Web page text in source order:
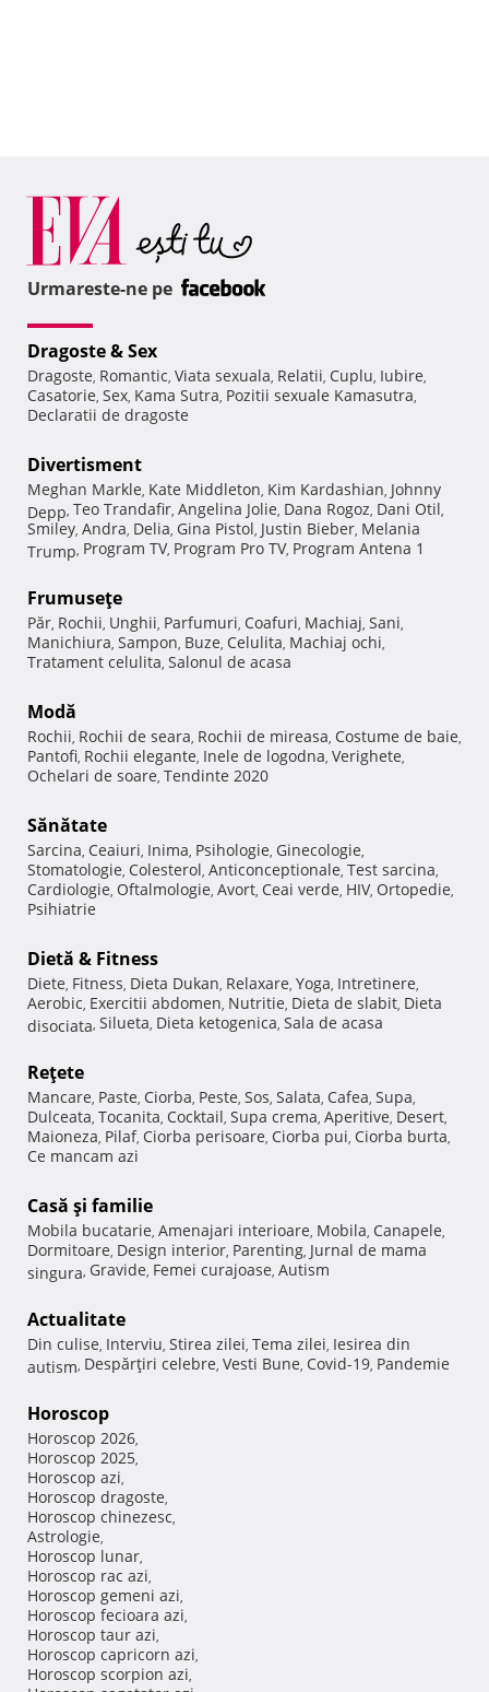
Urmareste-ne pe
Dragoste & Sex
Dragoste, Romantic, Viata sexuala, Relatii, Cuplu, Iubire,
Casatorie, Sex, Kama Sutra, Pozitii sexuale Kamasutra,
Declaratii de dragoste
Divertisment
Meghan Markle, Kate Middleton, Kim Kardashian, Johnny
Depp, Teo Trandafir, Angelina Jolie, Dana Rogoz, Dani Otil,
Smiley, Andra, Delia, Gina Pistol, Justin Bieber, Melania
Trump, Program TV, Program Pro TV, Program Antena 1
Frumuseţe
Păr, Rochii, Unghii, Parfumuri, Coafuri, Machiaj, Sani,
Manichiura, Sampon, Buze, Celulita, Machiaj ochi,
Tratament celulita, Salonul de acasa
Modă
Rochii, Rochii de seara, Rochii de mireasa, Costume de baie,
Pantofi, Rochii elegante, Inele de logodna, Verighete,
Ochelari de soare, Tendinte 2020
Sănătate
Sarcina, Ceaiuri, Inima, Psihologie, Ginecologie,
Stomatologie, Colesterol, Anticonceptionale, Test sarcina,
Cardiologie, Oftalmologie, Avort, Ceai verde, HIV, Ortopedie,
Psihiatrie
Dietă & Fitness
Diete, Fitness, Dieta Dukan, Relaxare, Yoga, Intretinere,
Aerobic, Exercitii abdomen, Nutritie, Dieta de slabit, Dieta
disociata, Silueta, Dieta ketogenica, Sala de acasa
Reţete
Mancare, Paste, Ciorba, Peste, Sos, Salata, Cafea, Supa,
Dulceata, Tocanita, Cocktail, Supa crema, Aperitive, Desert,
Maioneza, Pilaf, Ciorba perisoare, Ciorba pui, Ciorba burta,
Ce mancam azi
Casă şi familie
Mobila bucatarie, Amenajari interioare, Mobila, Canapele,
Dormitoare, Design interior, Parenting, Jurnal de mama
singura, Gravide, Femei curajoase, Autism
Actualitate
Din culise, Interviu, Stirea zilei, Tema zilei, Iesirea din
autism, Despărţiri celebre, Vesti Bune, Covid-19, Pandemie
Horoscop
Horoscop 2026,
Horoscop 2025,
Horoscop azi,
Horoscop dragoste,
Horoscop chinezesc,
Astrologie,
Horoscop lunar,
Horoscop rac azi,
Horoscop gemeni azi,
Horoscop fecioara azi,
Horoscop taur azi,
Horoscop capricorn azi,
Horoscop scorpion azi,